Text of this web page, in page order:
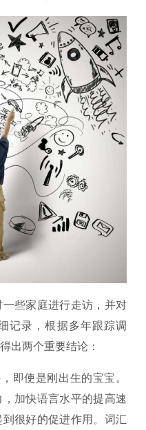
些家庭进行走访，并对
记录，根据多年跟踪调
出两个重要结论：
即使是刚出生的宝宝。
加快语言水平的提高速
很好的促进作用。词汇